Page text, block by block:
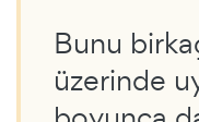
Bunu
üzerinde